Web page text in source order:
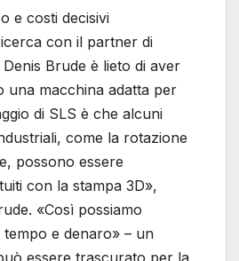
e costi decisivi
con il partner di
Brude è lieto di aver
una macchina adatta per
di SLS è che alcuni
come la rotazione
possono essere
con la stampa 3D»,
«Così possiamo
e denaro» – un